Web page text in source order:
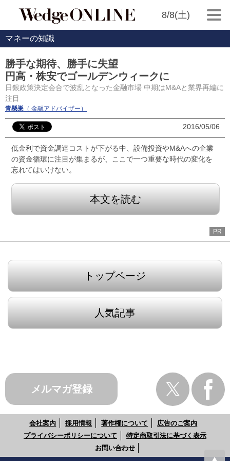
8/8(土)
マネーの知識
勝手な期待、勝手に失望
円高・株安でゴールデンウィークに
日銀政策決定会合で波乱となった金融市場 中期はM&Aと業界再編に
注目
青懸巣 （ 金融アドバイザー）
2016/05/06
低金利で資金調達コストが下がる中、設備投資やM&Aへの企業
の資金循環に注目が集まるが、ここで一つ重要な時代の変化を
忘れてはいけない。
本文を読む
PR
トップページ
人気記事
メルマガ登録
会社案内 採用情報 著作権について
広告のご案内
プライバシーポリシーについて
特定商取引法に基づく表示
お問い合わせ